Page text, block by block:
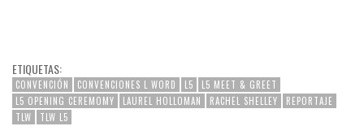
ETIQUETAS:
CONVENCIÓN CONVENCIONES L WORD L5
L5 MEET & GREET
L5 OPENING CEREMOMY
LAUREL HOLLOMAN RACHEL SHELLEY
REPORTAJE
TLW
TLW L5